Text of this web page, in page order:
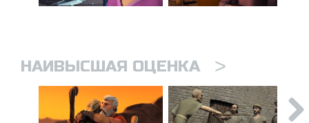
НАИВЫСШАЯ ОЦЕНКА >